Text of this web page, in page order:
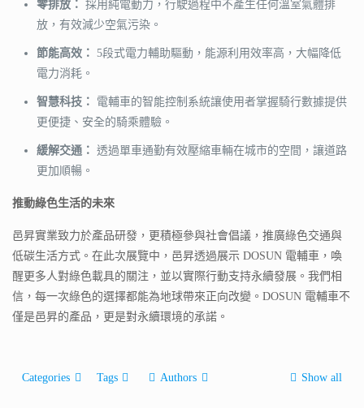
零排放： 採用純電動力，行駛過程中不產生任何溫室氣體排
放，有效減少空氣污染。
節能高效： 5段式電力輔助驅動，能源利用效率高，大幅降低
電力消耗。
智慧科技：
電輔車的智能控制系統讓使用者掌握騎行數據提供
更便捷、安全的騎乘體驗。
緩解交通： 透過單車通勤有效壓縮車輛在城市的空間，讓道路
更加順暢。
推動綠色生活的未來
邑昇實業致力於產品研發，更積極參與社會倡議，推廣綠色交通與
低碳生活方式。在此次展覽中，邑昇透過展示 DOSUN 電輔車，喚
醒更多人對綠色載具的關注，並以實際行動支持永續發展。我們相
信，每一次綠色的選擇都能為地球帶來正向改變。DOSUN 電輔車不
僅是邑昇的產品，更是對永續環境的承諾。
Categories Tags Authors Show all